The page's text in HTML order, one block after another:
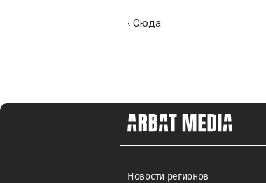
‹ Сюда
Новости регионов